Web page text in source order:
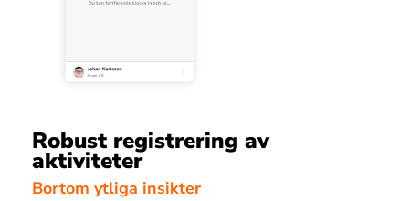
Robust registrering av
aktiviteter
Bortom ytliga insikter